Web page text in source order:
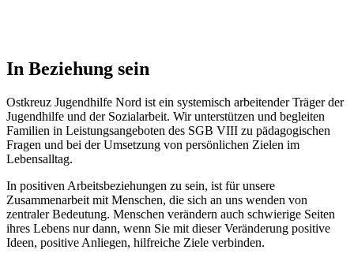
In Beziehung sein
Ostkreuz Jugendhilfe Nord ist ein systemisch arbeitender Träger der
Jugendhilfe und der Sozialarbeit. Wir unterstützen und begleiten
Familien in Leistungsangeboten des SGB VIII zu pädagogischen
Fragen und bei der Umsetzung von persönlichen Zielen im
Lebensalltag.
In positiven Arbeitsbeziehungen zu sein, ist für unsere
Zusammenarbeit mit Menschen, die sich an uns wenden von
zentraler Bedeutung. Menschen verändern auch schwierige Seiten
ihres Lebens nur dann, wenn Sie mit dieser Veränderung positive
Ideen, positive Anliegen, hilfreiche Ziele verbinden.